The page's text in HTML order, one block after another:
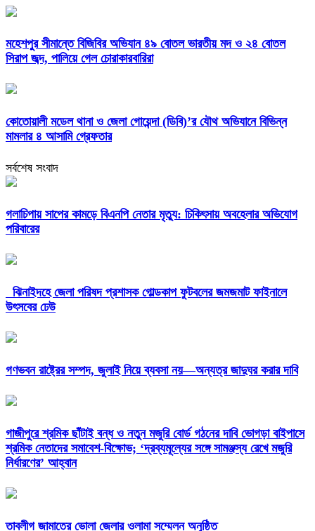
মহেশপুর সীমান্তে বিজিবির অভিযান ৪৯ বোতল ভারতীয় মদ ও ২৪ বোতল
সিরাপ জব্দ, পালিয়ে গেল চোরাকারবারিরা
কোতোয়ালী মডেল থানা ও জেলা গোয়েন্দা (ডিবি)’র যৌথ অভিযানে বিভিন্ন
মামলার ৪ আসামি গ্রেফতার
সর্বশেষ সংবাদ
গলাচিপায় সাপের কামড়ে বিএনপি নেতার মৃত্যু: চিকিৎসায় অবহেলার অভিযোগ
পরিবারের
ঝিনাইদহে জেলা পরিষদ প্রশাসক গোল্ডকাপ ফুটবলের জমজমাট ফাইনালে
উৎসবের ঢেউ
গণভবন রাষ্ট্রের সম্পদ, জুলাই নিয়ে ব্যবসা নয়—অন্যত্র জাদুঘর করার দাবি
গাজীপুরে শ্রমিক ছাঁটাই বন্ধ ও নতুন মজুরি বোর্ড গঠনের দাবি ভোগড়া বাইপাসে
শ্রমিক নেতাদের সমাবেশ-বিক্ষোভ; ‘দ্রব্যমূল্যের সঙ্গে সামঞ্জস্য রেখে মজুরি
নির্ধারণের’ আহ্বান
তাবলীগ জামাতের ভোলা জেলার ওলামা সম্মেলন অনুষ্ঠিত